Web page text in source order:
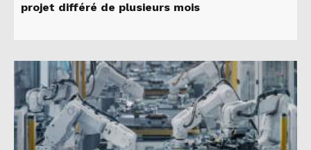
projet différé de plusieurs mois